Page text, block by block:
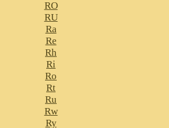
RO
RU
Ra
Re
Rh
Ri
Ro
Rt
Ru
Rw
Ry